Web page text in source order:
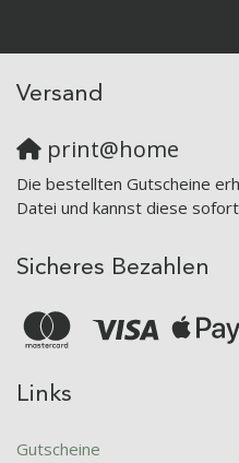
Versand
print@home
Die bestellten Gutscheine
Datei und kannst diese
Sicheres Bezahlen
Links
Gutscheine